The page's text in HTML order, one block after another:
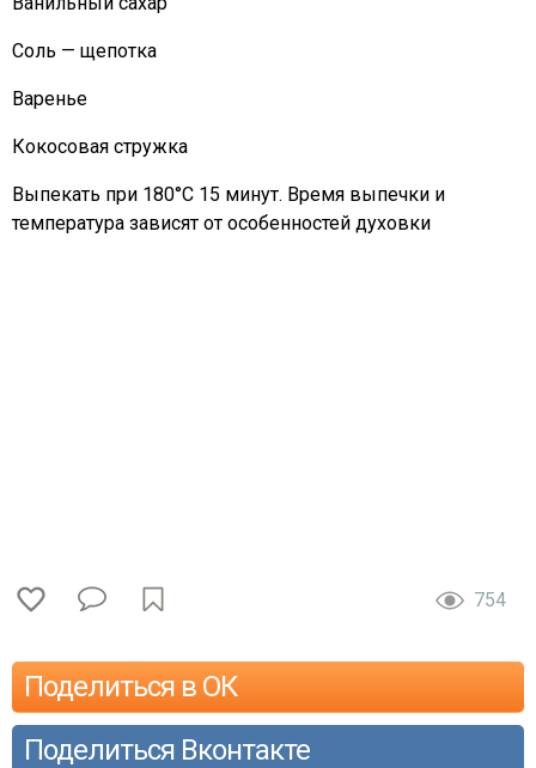
Соль — щепотка
Варенье
Кокосовая стружка
Выпекать при 180°C 15 минут. Время выпечки и
температура зависят от особенностей духовки
754
Поделиться в ОК
Поделиться Вконтакте